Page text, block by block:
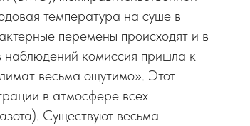
температура на суше в
перемены происходят и в
наблюдений комиссия пришла к
весьма ощутимо». Этот
в атмосфере всех
Существуют весьма